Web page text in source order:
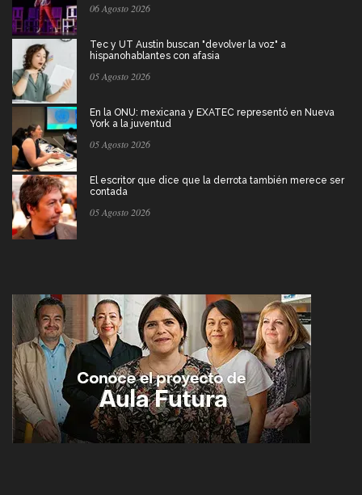
06 Agosto 2026
Tec y UT Austin buscan "devolver la voz" a
hispanohablantes con afasia
05 Agosto 2026
En la ONU: mexicana y EXATEC representó en Nueva
York a la juventud
05 Agosto 2026
El escritor que dice que la derrota también merece ser
contada
05 Agosto 2026